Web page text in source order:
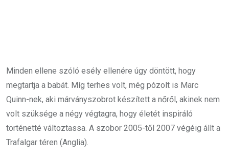
Minden ellene szóló esély ellenére úgy döntött, hogy
megtartja a babát. Míg terhes volt, még pózolt is Marc
Quinn-nek, aki márványszobrot készített a nőről, akinek nem
volt szüksége a négy végtagra, hogy életét inspiráló
történetté változtassa. A szobor 2005-től 2007 végéig állt a
Trafalgar téren (Anglia).